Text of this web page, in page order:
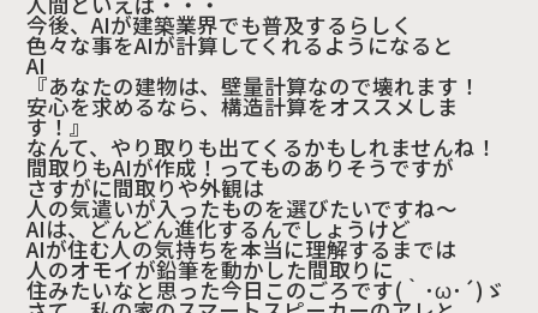
今後、AIが建築業界でも普及するらしく
色々な事をAIが計算してくれるようになると
AI
『あなたの建物は、壁量計算なので壊れます！
安心を求めるなら、構造計算をオススメしま
す！』
なんて、やり取りも出てくるかもしれませんね！
間取りもAIが作成！ってものありそうですが
さすがに間取りや外観は
人の気遣いが入ったものを選びたいですね～
AIは、どんどん進化するんでしょうけど
AIが住む人の気持ちを本当に理解するまでは
人のオモイが鉛筆を動かした間取りに
住みたいなと思った今日このごろです(｀･ω･´)ゞ